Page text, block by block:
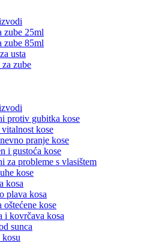
zube 25ml
zube 85ml
usta
zube
protiv gubitka kose
vitalnost kose
pranje kose
i gustoća kose
za probleme s vlasištem
kose
kosa
plava kosa
oštećene kose
i kovrčava kosa
sunca